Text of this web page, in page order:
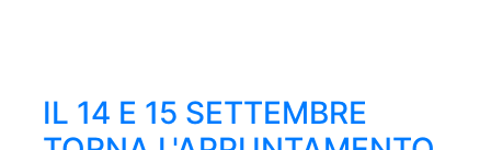
ONLINE IL NUMERO
IL 14 E 15 SETTEMBRE
62° PREMIO ESTENSE,
LEGGI LE STORIE DEL